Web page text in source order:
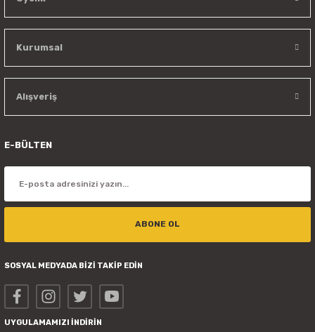
Kurumsal
Alışveriş
E-BÜLTEN
ABONE OL
SOSYAL MEDYADA BİZİ TAKİP EDİN
UYGULAMAMIZI İNDİRİN